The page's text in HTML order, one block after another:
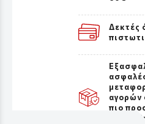
Δεκτές
αγορών
πιο